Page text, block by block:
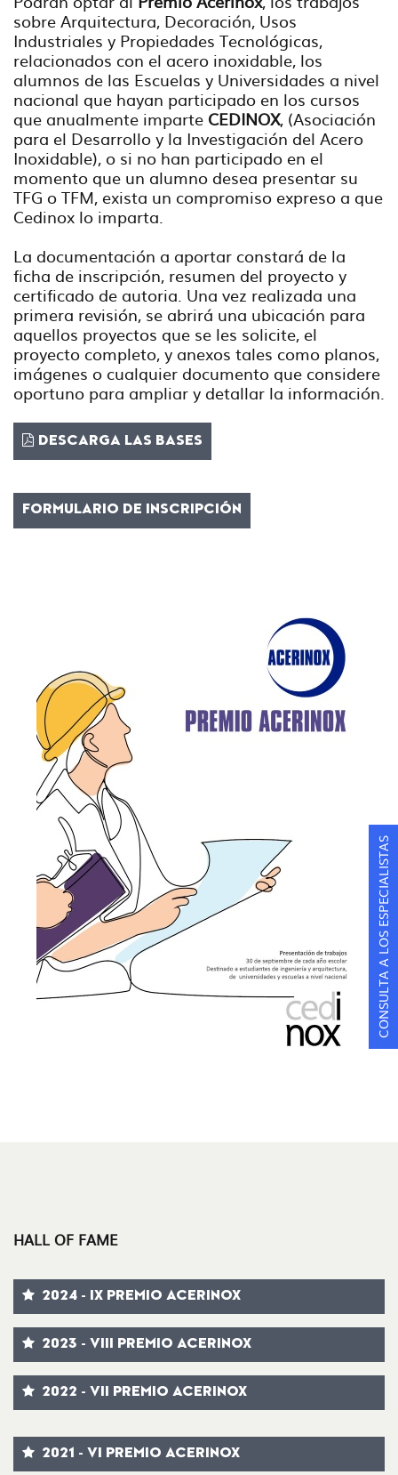
sobre Arquitectura, Decoración, Usos
Industriales y Propiedades Tecnológicas,
relacionados con el acero inoxidable, los
alumnos de las Escuelas y Universidades a nivel
nacional que hayan participado en los cursos
que anualmente imparte CEDINOX, (Asociación
para el Desarrollo y la Investigación del Acero
Inoxidable), o si no han participado en el
momento que un alumno desea presentar su
TFG o TFM, exista un compromiso expreso a que
Cedinox lo imparta.
La documentación a aportar constará de la
ficha de inscripción, resumen del proyecto y
certificado de autoria. Una vez realizada una
primera revisión, se abrirá una ubicación para
aquellos proyectos que se les solicite, el
proyecto completo, y anexos tales como planos,
imágenes o cualquier documento que considere
oportuno para ampliar y detallar la información.
DESCARGA LAS BASES
FORMULARIO DE INSCRIPCIÓN
HALL OF FAME
2024 - IX PREMIO ACERINOX
2023 - VIII PREMIO ACERINOX
2022 - VII PREMIO ACERINOX
2021 - VI PREMIO ACERINOX
CONSULTA A LOS ESPECIALISTAS